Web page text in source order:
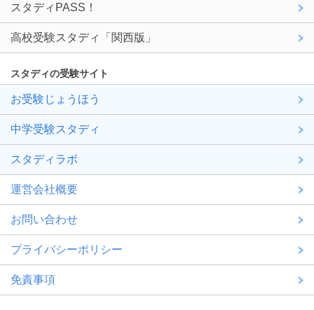
スタディPASS！
高校受験スタディ「関西版」
スタディの受験サイト
お受験じょうほう
中学受験スタディ
スタディラボ
運営会社概要
お問い合わせ
プライバシーポリシー
免責事項